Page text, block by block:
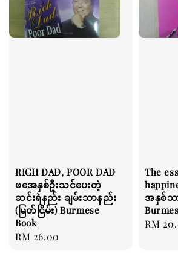
RICH DAD, POOR DAD
ဖအေနှစ်ဦးသင်ပေးတဲ့
ဆင်းရဲနည်း ချမ်းသာနည်း
(မြတ်ငြိမ်း) Burmese
Book
Regular
RM 26.00
The
အနှစ်သာ
RM